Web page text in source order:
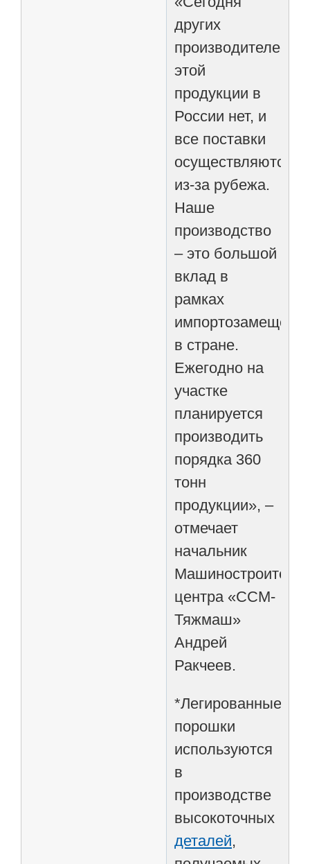
других
производителей
этой
продукции в
России нет, и
все поставки
осуществляются
из-за рубежа.
Наше
производство
– это большой
вклад в
рамках
в стране.
Ежегодно на
участке
планируется
производить
порядка 360
тонн
продукции», –
отмечает
начальник
центра «ССМ-
Тяжмаш»
Андрей
Ракчеев.
*Легированные
порошки
используются
в
производстве
высокоточных
деталей,